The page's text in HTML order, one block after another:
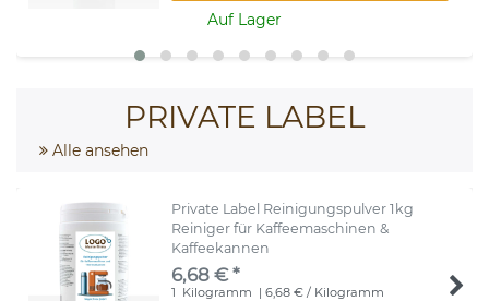
Auf Lager
PRIVATE LABEL
Alle ansehen
Private Label Reinigungspulver 1kg
Reiniger für Kaffeemaschinen &
Kaffeekannen
6,68 € *
1 Kilogramm | 6,68 € / Kilogramm